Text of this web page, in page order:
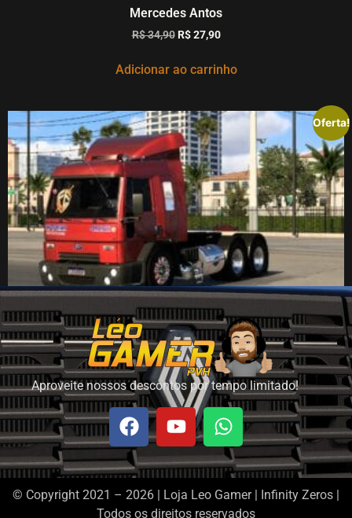
Mercedes Antos
R$34,90 R$27,90
Adicionar ao carrinho
Oferta!
Ford Cargo Max Truck 4532e
R$34,90R$27,90
Adicionar ao carrinho
Aproveite nossos descontos por tempo limitado!
© Copyright 2021 – 2026 | Loja Leo Gamer | Infinity Zeros |
Todos os direitos reservados